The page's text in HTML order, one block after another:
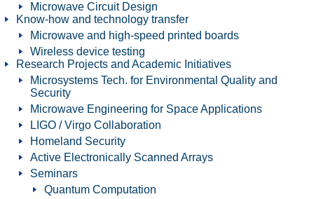
Microwave Circuit Design
Know-how and technology transfer
Microwave and high-speed printed boards
Wireless device testing
Research Projects and Academic Initiatives
Microsystems Tech. for Environmental Quality and
Security
Microwave Engineering for Space Applications
LIGO / Virgo Collaboration
Homeland Security
Active Electronically Scanned Arrays
Seminars
Quantum Computation